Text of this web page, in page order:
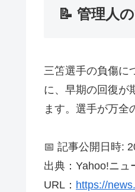
📝 管理人
三笘選手の負傷に
に、早期の回復が
ます。選手が万全
📅 記事公開日時:
出典：Yahoo!ニュ
URL： https://